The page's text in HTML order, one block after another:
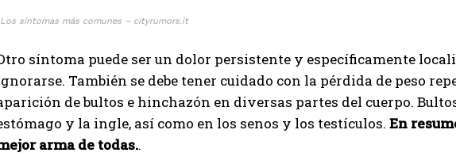
Los síntomas más comunes – cityrumors.it
síntoma puede ser un dolor persistente y específicamente
También se debe tener cuidado con la pérdida de peso
de bultos e hinchazón en diversas partes del cuerpo.
y la ingle, así como en los senos y los testículos. En
arma de todas..